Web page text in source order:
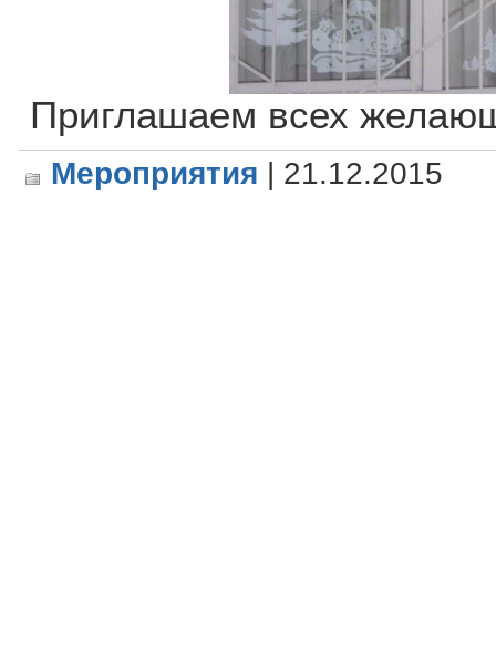
Приглашаем всех
Мероприятия | 21.12.2015